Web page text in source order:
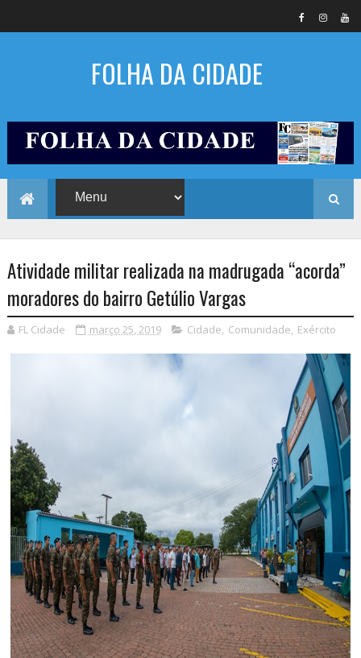
FOLHA DA CIDADE
Atividade militar realizada na madrugada “acorda”
moradores do bairro Getúlio Vargas
FL Cidade março 25, 2019 Cidade, Comunidade, Exército